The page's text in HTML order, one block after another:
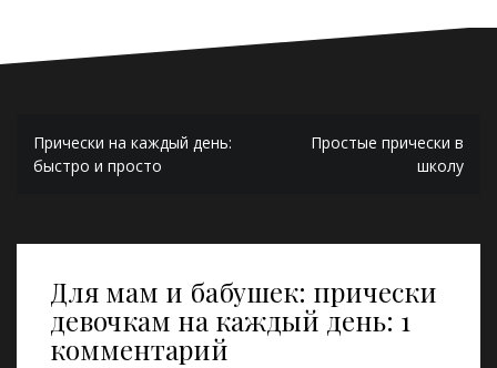
Навигация
по
Прически на каждый день:
быстро и просто
Простые прически в
школу
Для мам и бабушек: прически
девочкам на каждый день: 1
комментарий